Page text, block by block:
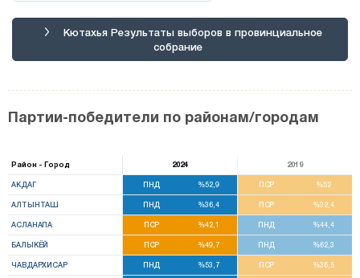
Кютахья Результаты выборов в провинциальное
собрание
Партии-победители по районам/городам
Район - Город 2024 2019
АКДАГ ПНД %52,9 ПСР %52
АЛТЫНТАШ ПНД %36,4 ПСР %32,4
АСЛАНАПА ПСР %42,1 ПНД %44,4
БАЛЫКЁЙ ПСР %49,7 ПНД %62,3
ЧАВДАРХИСАР ПНД %53,7 ПСР %36,5